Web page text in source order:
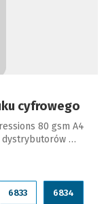
cyfrowego
80 gsm A4
dystrybutorów …
6833 6834